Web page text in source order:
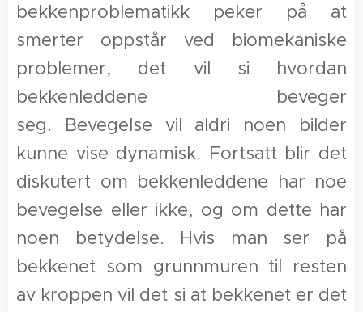
bekkenproblematikk peker på at
smerter oppstår ved biomekaniske
problemer, det vil si hvordan
bekkenleddene beveger
seg. Bevegelse vil aldri noen bilder
kunne vise dynamisk. Fortsatt blir det
diskutert om bekkenleddene har noe
bevegelse eller ikke, og om dette har
noen betydelse. Hvis man ser på
bekkenet som grunnmuren til resten
av kroppen vil det si at bekkenet er det